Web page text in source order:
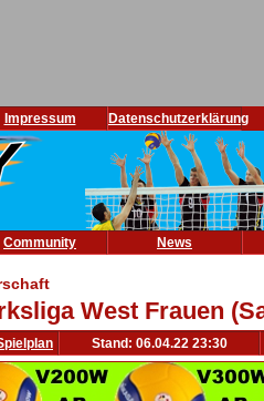
Impressum Datenschutzerklärung
Community News
West Frauen
Stand: 06.04.22 23:30